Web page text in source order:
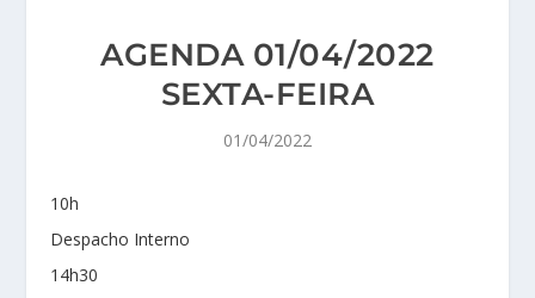
AGENDA 01/04/2022
SEXTA-FEIRA
01/04/2022
10h
Despacho Interno
14h30